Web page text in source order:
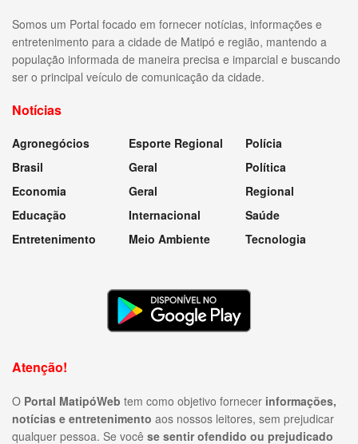
Somos um Portal focado em fornecer notícias, informações e
entretenimento para a cidade de Matipó e região, mantendo a
população informada de maneira precisa e imparcial e buscando
ser o principal veículo de comunicação da cidade.
Notícias
Agronegócios
Brasil
Economia
Educação
Entretenimento
Esporte Regional
Geral
Geral
Internacional
Meio Ambiente
Polícia
Política
Regional
Saúde
Tecnologia
Atenção!
O Portal MatipóWeb tem como objetivo fornecer informações,
notícias e entretenimento aos nossos leitores, sem prejudicar
qualquer pessoa. Se você se sentir ofendido ou prejudicado